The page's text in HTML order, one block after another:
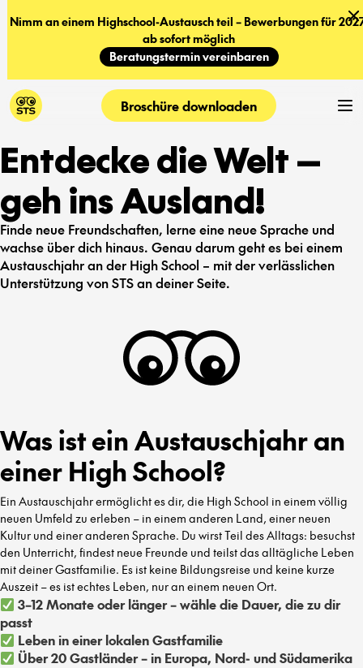
Nimm an einem Highschool-Austausch teil – Bewerbungen für
ab sofort möglich
Beratungstermin vereinbaren
Broschüre downloaden
Entdecke die Welt —
geh ins Ausland!
Finde neue Freundschaften, lerne eine neue Sprache und
wachse über dich hinaus. Genau darum geht es bei einem
Austauschjahr an der High School – mit der verlässlichen
Unterstützung von STS an deiner Seite.
Was ist ein Austauschjahr an
einer High School?
Ein Austauschjahr ermöglicht es dir, die High School in einem völlig
neuen Umfeld zu erleben – in einem anderen Land, einer neuen
Kultur und einer anderen Sprache. Du wirst Teil des Alltags: besuchst
den Unterricht, findest neue Freunde und teilst das alltägliche Leben
mit deiner Gastfamilie. Es ist keine Bildungsreise und keine kurze
Auszeit – es ist echtes Leben, nur an einem neuen Ort.
3–12 Monate oder länger – wähle die Dauer, die zu dir
passt
Leben in einer lokalen Gastfamilie
Über 20 Gastländer – in Europa, Nord- und Südamerika